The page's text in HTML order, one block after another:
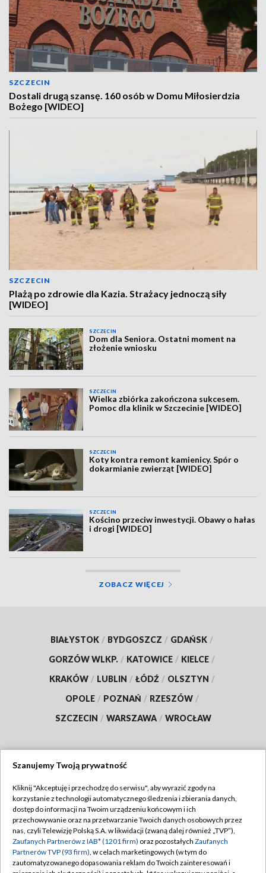
SZCZECIN
Dostali drugą szansę. 160 osób w Domu Miłosierdzia
Bożego [WIDEO]
SZCZECIN
Plażą po zdrowie dla Kazia. Strażacy jednoczą siły
[WIDEO]
SZCZECIN
Dom dla Seniora. Ostatni moment na
złożenie wniosku
SZCZECIN
Wielka zbiórka zakończona sukcesem.
Pomoc dla klinik w Szczecinie [WIDEO]
SZCZECIN
Koty kontra remont kamienicy. Spór o
dokarmianie zwierząt [WIDEO]
SZCZECIN
Kościno przeciw inwestycji. Obawy o hałas
i drogi [WIDEO]
ZOBACZ WIĘCEJ
BIAŁYSTOK / BYDGOSZCZ / GDAŃSK /
GORZÓW WLKP. / KATOWICE / KIELCE /
KRAKÓW / LUBLIN / ŁÓDŹ / OLSZTYN /
OPOLE / POZNAŃ / RZESZÓW /
SZCZECIN / WARSZAWA / WROCŁAW
TVP
Abonament TVP
Emisja w TVP
Centrum informacji TVP
Regulamin TVP
Polityka prywatności
Moje zgody
Szanujemy Twoją prywatność
Kliknij "Akceptuję i przechodzę do serwisu", aby wyrazić zgody na
korzystanie z technologii automatycznego śledzenia i zbierania danych,
dostęp do informacji na Twoim urządzeniu końcowym i ich
przechowywanie oraz na przetwarzanie Twoich danych osobowych przez
nas, czyli Telewizję Polską S.A. w likwidacji (zwaną dalej również „TVP”),
Zaufanych Partnerów z IAB* (1201 firm) oraz pozostałych Zaufanych
Partnerów TVP (93 firm), w celach marketingowych (w tym do
zautomatyzowanego dopasowania reklam do Twoich zainteresowań i